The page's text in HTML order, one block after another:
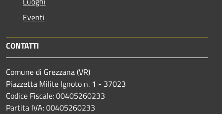
Eventi
CONTATTI
Comune di Grezzana (VR)
Piazzetta Milite Ignoto n. 1 - 37023
Codice Fiscale: 00405260233
Partita IVA: 00405260233